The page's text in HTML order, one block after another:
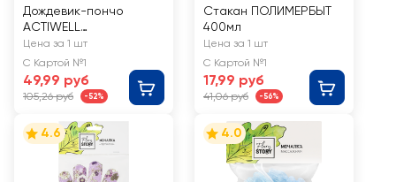
Дождевик-пончо
ACTIWELL
85х70х140см, Арт.
GVRC02
Цена за 1 шт
С Картой №1
49,99 руб
105,26 руб -52%
Стакан ПОЛИМЕРБЫТ
400мл
Цена за 1 шт
С Картой №1
17,99 руб
41,06 руб -56%
4.6 4.0